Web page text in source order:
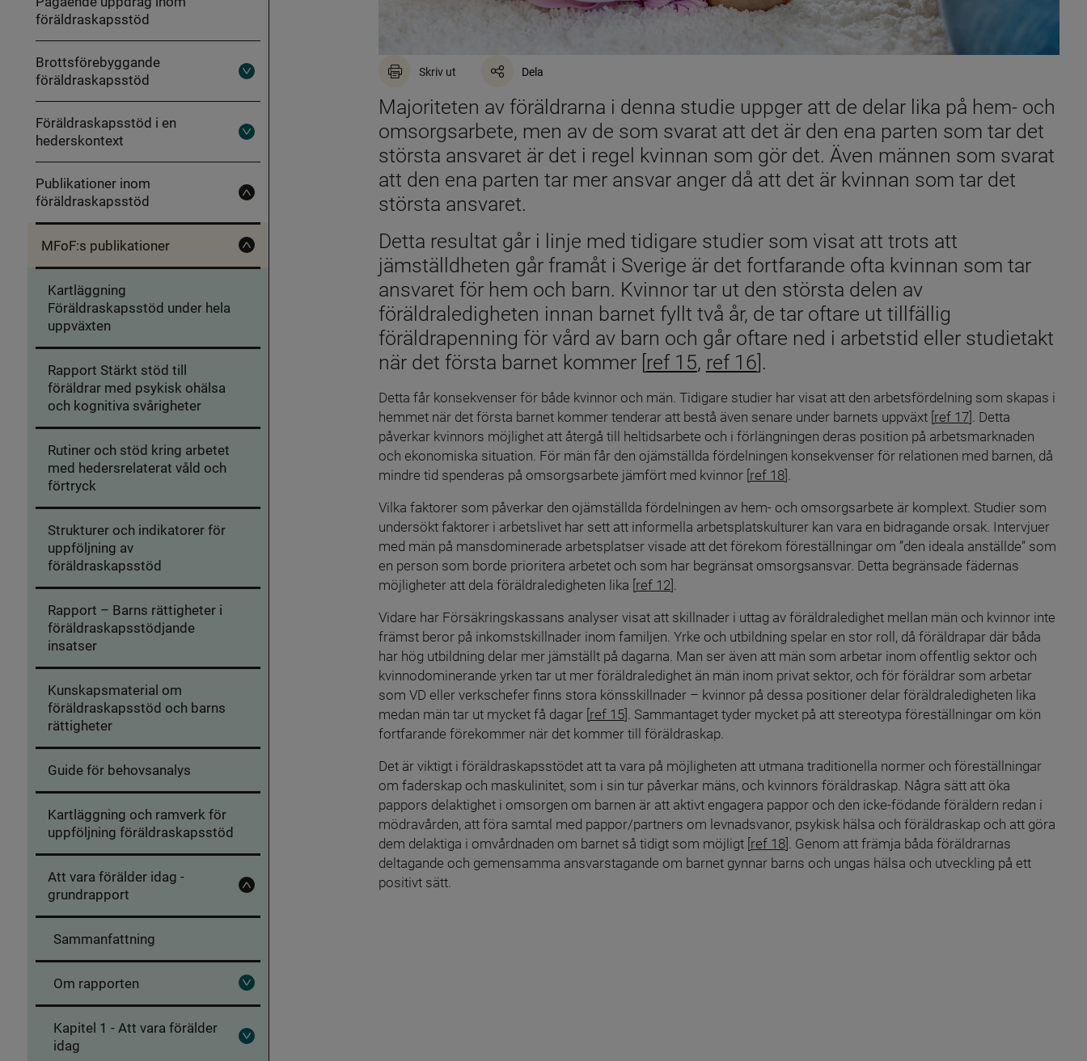
Skriv ut Dela
Majoriteten av föräldrarna i denna studie uppger att de delar lika på hem- och
omsorgsarbete, men av de som svarat att det är den ena parten som tar det
största ansvaret är det i regel kvinnan som gör det. Även männen som svarat
att den ena parten tar mer ansvar anger då att det är kvinnan som tar det
största ansvaret.
Detta resultat går i linje med tidigare studier som visat att trots att
jämställdheten går framåt i Sverige är det fortfarande ofta kvinnan som tar
ansvaret för hem och barn. Kvinnor tar ut den största delen av
föräldraledigheten innan barnet fyllt två år, de tar oftare ut tillfällig
föräldrapenning för vård av barn och går oftare ned i arbetstid eller studietakt
när det första barnet kommer [ref 15, ref 16].
Detta får konsekvenser för både kvinnor och män. Tidigare studier har visat att den arbetsfördelning som skapas i
hemmet när det första barnet kommer tenderar att bestå även senare under barnets uppväxt [ ref 17]. Detta
påverkar kvinnors möjlighet att återgå till heltidsarbete och i förlängningen deras position på arbetsmarknaden
och ekonomiska situation. För män får den ojämställda fördelningen konsekvenser för relationen med barnen, då
mindre tid spenderas på omsorgsarbete jämfört med kvinnor [ ref 18].
Vilka faktorer som påverkar den ojämställda fördelningen av hem- och omsorgsarbete är komplext. Studier som
undersökt faktorer i arbetslivet har sett att informella arbetsplatskulturer kan vara en bidragande orsak. Intervjuer
med män på mansdominerade arbetsplatser visade att det förekom föreställningar om ”den ideala anställde” som
en person som borde prioritera arbetet och som har begränsat omsorgsansvar. Detta begränsade fädernas
möjligheter att dela föräldraledigheten lika [ ref 12].
Vidare har Försäkringskassans analyser visat att skillnader i uttag av föräldraledighet mellan män och kvinnor inte
främst beror på inkomstskillnader inom familjen. Yrke och utbildning spelar en stor roll, då föräldrapar där båda
har hög utbildning delar mer jämställt på dagarna. Man ser även att män som arbetar inom offentlig sektor och
kvinnodominerande yrken tar ut mer föräldraledighet än män inom privat sektor, och för föräldrar som arbetar
som VD eller verkschefer finns stora könsskillnader – kvinnor på dessa positioner delar föräldraledigheten lika
medan män tar ut mycket få dagar [ ref 15]. Sammantaget tyder mycket på att stereotypa föreställningar om kön
fortfarande förekommer när det kommer till föräldraskap.
Det är viktigt i föräldraskapsstödet att ta vara på möjligheten att utmana traditionella normer och föreställningar
om faderskap och maskulinitet, som i sin tur påverkar mäns, och kvinnors föräldraskap. Några sätt att öka
pappors delaktighet i omsorgen om barnen är att aktivt engagera pappor och den icke-födande föräldern redan i
mödravården, att föra samtal med pappor/partners om levnadsvanor, psykisk hälsa och föräldraskap och att göra
dem delaktiga i omvårdnaden om barnet så tidigt som möjligt [ ref 18]. Genom att främja båda föräldrarnas
deltagande och gemensamma ansvarstagande om barnet gynnar barns och ungas hälsa och utveckling på ett
positivt sätt.
föräldraskapsstöd
Brottsförebyggande
föräldraskapsstöd
Fäll
Brottsförebyggande
Föräldraskapsstöd i en
hederskontext
Fäll
Föräldraskapsstöd
en
hederskontext
Publikationer inom
föräldraskapsstöd
Fäll
Publikationer
inom
föräldraskapsstöd
MFoF:s publikationer
Fäll
in
Kartläggning
Föräldraskapsstöd under hela
uppväxten
Rapport Stärkt stöd till
föräldrar med psykisk ohälsa
och kognitiva svårigheter
Rutiner och stöd kring arbetet
med hedersrelaterat våld och
förtryck
Strukturer och indikatorer för
uppföljning av
föräldraskapsstöd
Rapport – Barns rättigheter i
föräldraskapsstödjande
insatser
Kunskapsmaterial om
föräldraskapsstöd och barns
rättigheter
Guide för behovsanalys
Kartläggning och ramverk för
uppföljning föräldraskapsstöd
Att vara förälder idag -
grundrapport
Fäll
Att
-
grundrapport
Sammanfattning
Om rapporten
Fäll
ut
rapporten
Kapitel 1 - Att vara förälder
idag
Fäll